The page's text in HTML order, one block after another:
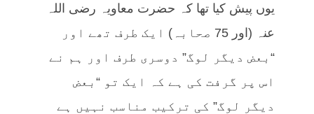
یوں پیش کیا تھا کہ حضرت معاویہ رضی اللہ
عنہ (اور 75 صحابہ) ایک طرف تھے اور
“بعض دیگر لوگ” دوسری طرف اور ہم نے
اس پر گرفت کی ہے کہ ایک تو “بعض
دیگر لوگ” کی ترکیب مناسب نہیں ہے